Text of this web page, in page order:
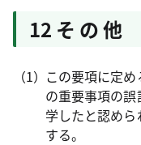
12 そ の 他
この要項に定
の重要事項の
学したと認め
する。